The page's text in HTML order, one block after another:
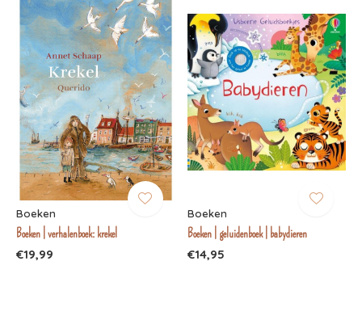
Boeken
Boeken | verhalenboek: krekel
€19,99
Boeken
Boeken | geluidenboek | babydieren
€14,95